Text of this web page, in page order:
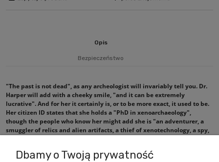
Opis
Bezpieczeństwo
"The past is not dead", as any archeologist will invariably tell you. Dr.
Harper will add with a cheeky smile, "and it can be extremely
lucrative". And for her it certainly is, or to be more exact, it used to be.
Her citizen ID states that she holds a "PhD in xenoarchaeology",
though the people who know her might add she is "an adventurer, a
smuggler of relics and alien artifacts, a thief of xenotechnology, a spy,
Dbamy o Twoją prywatność